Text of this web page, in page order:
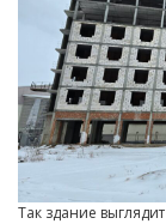
Так здание